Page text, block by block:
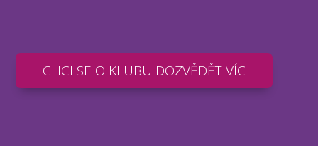
CHCI SE O KLUBU DOZVĚDĚT VÍC